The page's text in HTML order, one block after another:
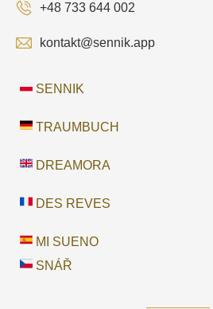
+48 733 644 002
kontakt@sennik.app
SENNIK
TRAUMBUCH
DREAMORA
DES REVES
MI SUENO
SNÁŘ